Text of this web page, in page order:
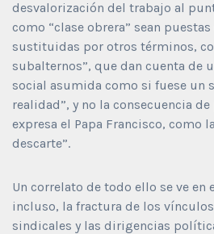
desvalorización del trabajo al
como “clase obrera” sean
sustituidas por otros términos,
subalternos”, que dan cuenta de
social asumida como si fuese un
realidad”, y no la consecuencia
expresa el Papa Francisco, como
descarte”.
Un correlato de todo ello se ve
incluso, la fractura de los
sindicales y las dirigencias